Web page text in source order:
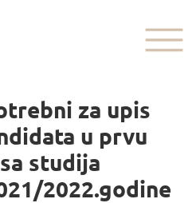
za upis
u prvu
studija
2022.godine